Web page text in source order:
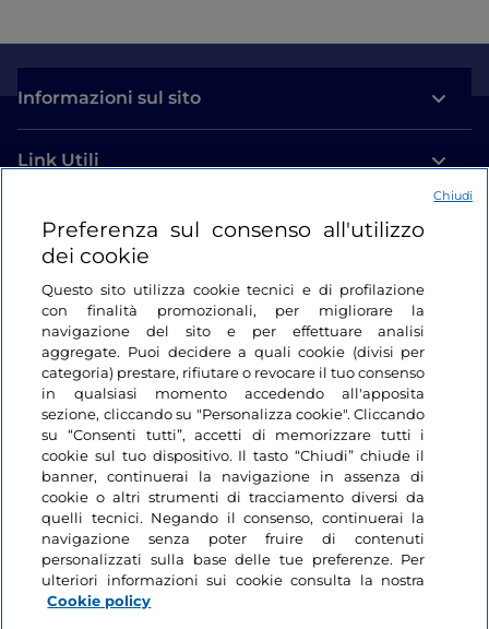
Informazioni sul sito
Link Utili
Login
Restiamo in contatto
Preferenza sul consenso all'utilizzo
dei cookie
Questo sito utilizza cookie tecnici e di profilazione
con finalità promozionali, per migliorare la
navigazione del sito e per effettuare analisi
aggregate. Puoi decidere a quali cookie (divisi per
categoria) prestare, rifiutare o revocare il tuo consenso
in qualsiasi momento accedendo all'apposita
sezione, cliccando su "Personalizza cookie". Cliccando
su “Consenti tutti”, accetti di memorizzare tutti i
cookie sul tuo dispositivo. Il tasto “Chiudi” chiude il
banner, continuerai la navigazione in assenza di
cookie o altri strumenti di tracciamento diversi da
quelli tecnici. Negando il consenso, continuerai la
navigazione senza poter fruire di contenuti
personalizzati sulla base delle tue preferenze. Per
ulteriori informazioni sui cookie consulta la nostra
Cookie policy
Chiudi